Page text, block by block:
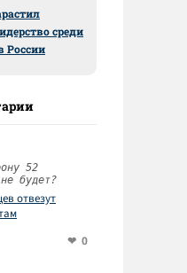
среди
России
52
будет?
отвезут
0